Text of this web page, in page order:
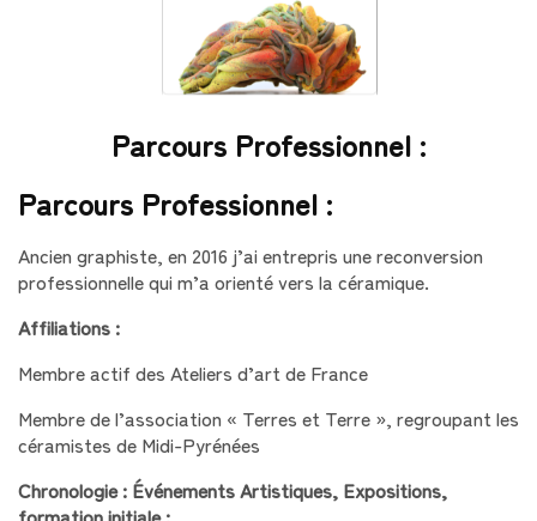
Parcours Professionnel :
Parcours Professionnel :
Ancien graphiste, en 2016 j’ai entrepris une reconversion
professionnelle qui m’a orienté vers la céramique.
Affiliations :
Membre actif des Ateliers d’art de France
Membre de l’association « Terres et Terre », regroupant les
céramistes de Midi-Pyrénées
Chronologie : Événements Artistiques, Expositions,